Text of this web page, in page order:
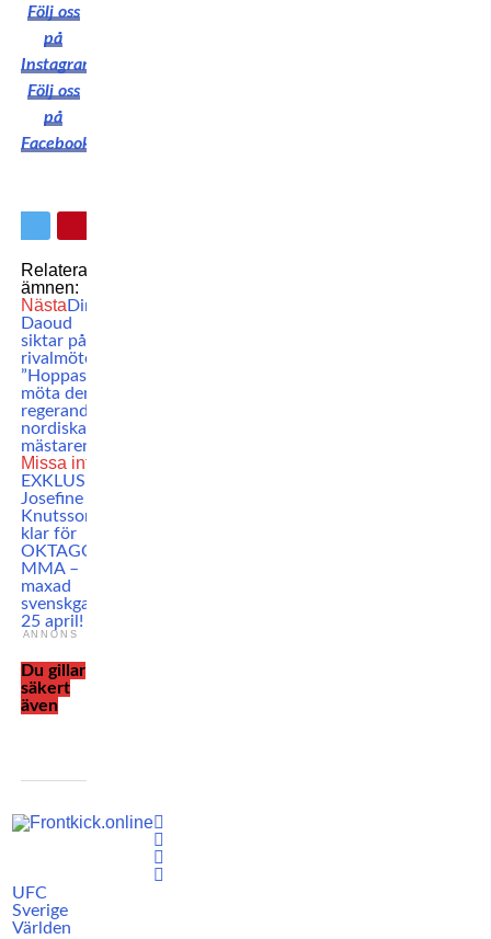
Följ oss
på
Instagram
Följ oss
på
Facebook
Relaterade
ämnen:
Nästa Dina
Daoud
siktar på
rivalmöte:
”Hoppas få
möta den
regerande
nordiska
mästaren”
Missa inte
EXKLUSIVT:
Josefine
Knutsson
klar för
OKTAGON
MMA –
maxad
svenskgala
25 april!
ANNONS
Du gillar
säkert
även
UFC
Sverige
Världen